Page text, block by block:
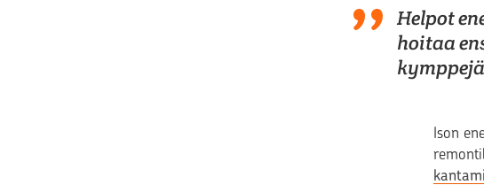
Helpot
hoitaa
Ison